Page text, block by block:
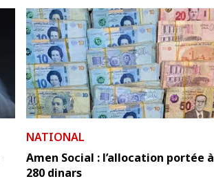
NATIONAL
Amen Social : l’allocation portée à
280 dinars